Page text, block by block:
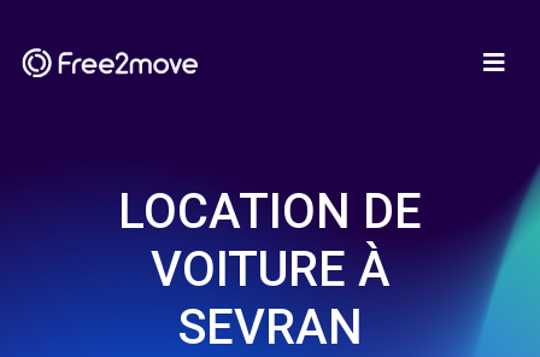
LOCATION DE
VOITURE À
SEVRAN